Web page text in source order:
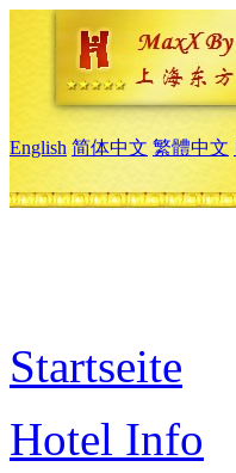
English 简体中文 繁體中文
Startseite
Hotel Info